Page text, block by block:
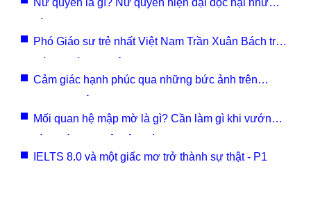
Nữ quyền là gì? Nữ quyền hiện đại độc hại như
Phó Giáo sư trẻ nhất Việt Nam Trần Xuân Bách trở
Cảm giác hạnh phúc qua những bức ảnh trên
Mối quan hệ mập mờ là gì? Cần làm gì khi vướng
IELTS 8.0 và một giấc mơ trở thành sự thật - P1